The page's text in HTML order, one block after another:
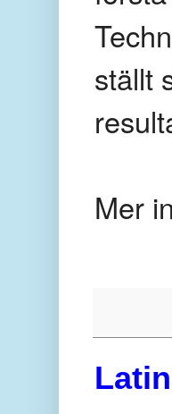
ställt
Mer